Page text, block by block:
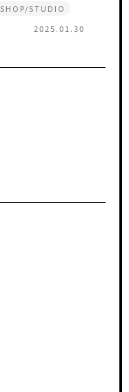
SHOP/STUDIO
2025.01.30